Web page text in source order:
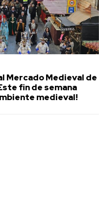
Mercado Medieval de
fin de semana
medieval!